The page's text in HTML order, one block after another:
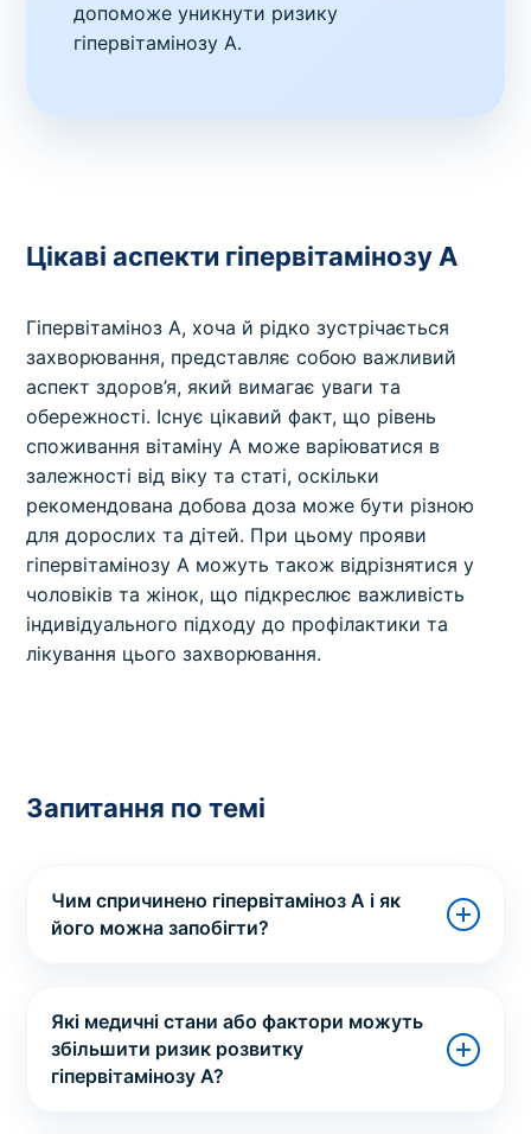
допоможе уникнути ризику
гіпервітамінозу A.
Цікаві аспекти гіпервітамінозу A
Гіпервітаміноз А, хоча й рідко зустрічається
захворювання, представляє собою важливий
аспект здоров’я, який вимагає уваги та
обережності. Існує цікавий факт, що рівень
споживання вітаміну А може варіюватися в
залежності від віку та статі, оскільки
рекомендована добова доза може бути різною
для дорослих та дітей. При цьому прояви
гіпервітамінозу А можуть також відрізнятися у
чоловіків та жінок, що підкреслює важливість
індивідуального підходу до профілактики та
лікування цього захворювання.
Запитання по темі
Чим спричинено гіпервітаміноз А і як
його можна запобігти?
Які медичні стани або фактори можуть
збільшити ризик розвитку
гіпервітамінозу А?